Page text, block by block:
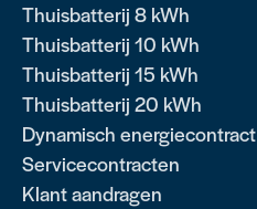
Thuisbatterij 8 kWh
Thuisbatterij 10 kWh
Thuisbatterij 15 kWh
Thuisbatterij 20 kWh
Dynamisch energiecontract
Servicecontracten
Klant aandragen